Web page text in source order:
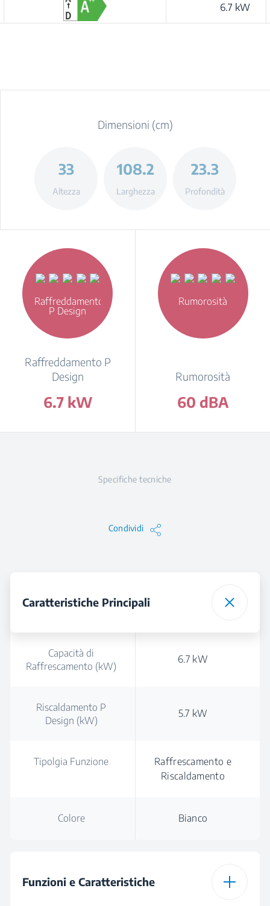
6.7 kW
Dimensioni (cm)
33
Altezza
108.2
Larghezza
23.3
Profondità
Raffreddamento
P Design
Raffreddamento P
Design
6.7 kW
Rumorosità
Rumorosità
60 dBA
Specifiche tecniche
Condividi
Caratteristiche Principali
Capacità di
Raffrescamento (kW)
6.7 kW
Riscaldamento P
Design (kW)
5.7 kW
Tipolgia Funzione
Raffrescamento e
Riscaldamento
Colore Bianco
Funzioni e Caratteristiche